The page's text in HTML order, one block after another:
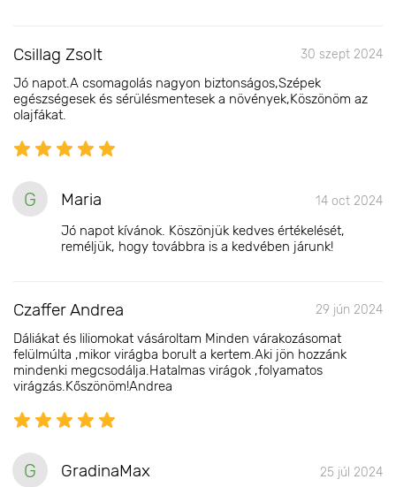
Csillag Zsolt 30 szept 2024
Jó napot.A csomagolás nagyon biztonságos,Szépek
egészségesek és sérülésmentesek a növények,Köszönöm az
olajfákat.
G Maria 14 oct 2024
Jó napot kívánok. Köszönjük kedves értékelését,
reméljük, hogy továbbra is a kedvében járunk!
Czaffer Andrea 29 jún 2024
Dáliákat és liliomokat vásároltam Minden várakozásomat
felülmúlta ,mikor virágba borult a kertem.Aki jön hozzánk
mindenki megcsodálja.Hatalmas virágok ,folyamatos
virágzás.Kőszönöm!Andrea
G GradinaMax 25 júl 2024